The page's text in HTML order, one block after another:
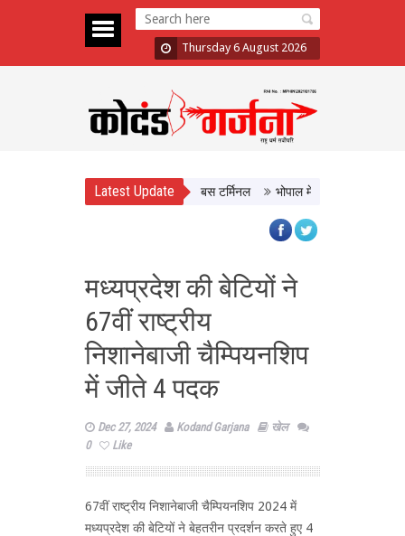
Thursday 6 August 2026
Latest Update
ISBT, आधुनिक सुविधाओं से लैस होगा बस टर्मिनल भोपाल में 11 अगस्त को होगी
मध्यप्रदेश की बेटियों ने
67वीं राष्ट्रीय
निशानेबाजी चैम्पियनशिप
में जीते 4 पदक
Dec 27, 2024 Kodand Garjana
खेल
0
Like
67वीं राष्ट्रीय निशानेबाजी चैम्पियनशिप 2024 में
मध्यप्रदेश की बेटियों ने बेहतरीन प्रदर्शन करते हुए 4